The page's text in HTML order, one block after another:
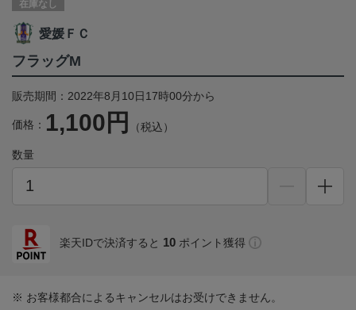
在庫なし
愛媛ＦＣ
フラッグM
販売期間：2022年8月10日17時00分から
価格： 1,100円 （税込）
数量
楽天IDで決済すると 10 ポイント獲得
※ お客様都合によるキャンセルはお受けできません。